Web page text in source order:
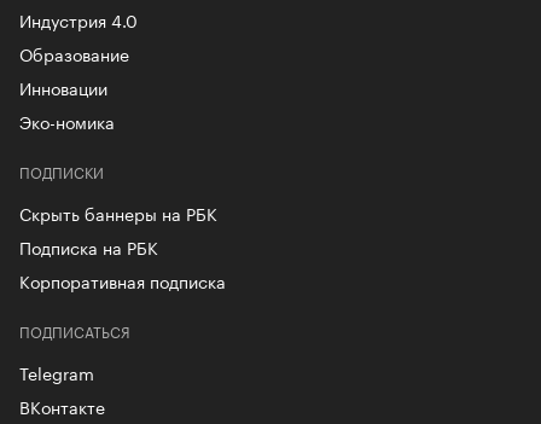
Индустрия 4.0
Образование
Инновации
Эко-номика
ПОДПИСКИ
Скрыть баннеры на РБК
Подписка на РБК
Корпоративная подписка
ПОДПИСАТЬСЯ
Telegram
ВКонтакте